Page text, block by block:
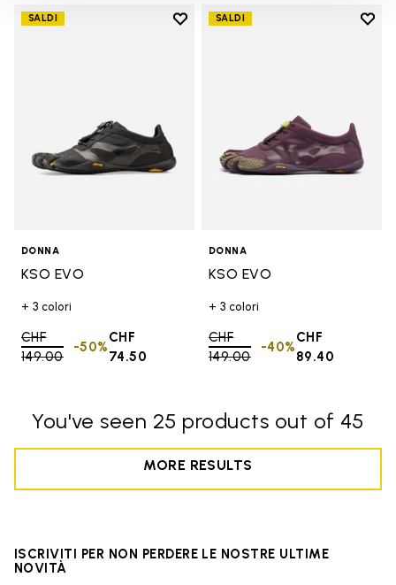
SALDI
Add to wishlist
DONNA
KSO EVO
+ 3 colori
Price reduced from
CHF
149.00to
CHF
74.50
-50%
SALDI
Add
DONNA
KSO EVO
+ 3 colori
Price reduced from
CHF
149.00to
CHF
89.40
-40%
You've seen 25 products out of 45
MORE RESULTS
ISCRIVITI PER NON PERDERE LE NOSTRE ULTIME
NOVITÀ